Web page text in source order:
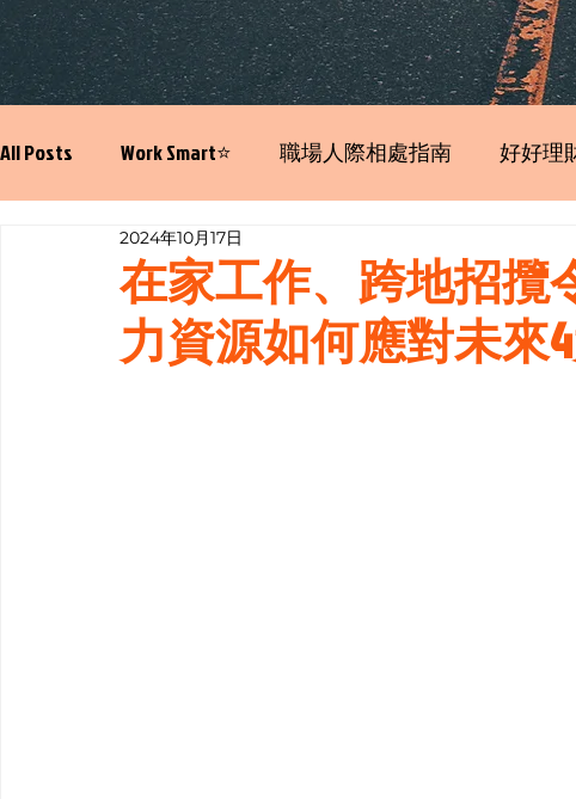
All Posts Work Smart⭐️ 職場人際相處指南 好好理
寫履歷表嘅技巧📝
在家工作、跨地招攬
力資源如何應對未來
2024年10月17日